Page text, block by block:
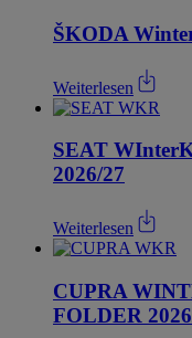
ŠKODA
Weiterlesen
SEAT
2026/27
Weiterlesen
CUPRA
FOLDER